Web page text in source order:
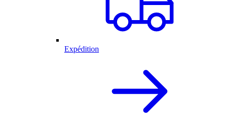
Expédition